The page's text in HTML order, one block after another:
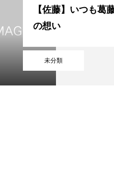
指定管理者 個人情報保護
未分類
【佐藤】いつも葛
の想い